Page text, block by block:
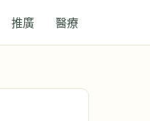
推廣 醫療